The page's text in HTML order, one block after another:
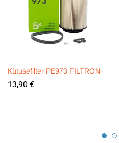
Kütusefilter PE973 FILTRON
13,90 €